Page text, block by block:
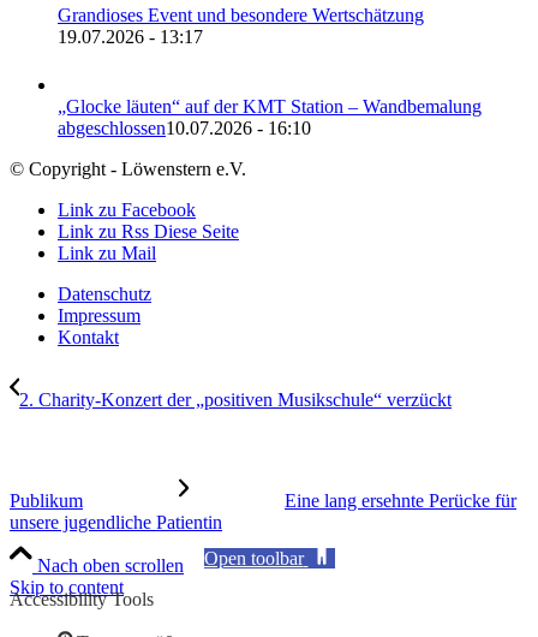
Grandioses Event und besondere Wertschätzung
19.07.2026 - 13:17
„Glocke läuten“ auf der KMT Station – Wandbemalung
abgeschlossen10.07.2026 - 16:10
© Copyright - Löwenstern e.V.
Link zu Facebook
Link zu Rss Diese Seite
Link zu Mail
Datenschutz
Impressum
Kontakt
2. Charity-Konzert der „positiven Musikschule“ verzückt
Publikum
Eine lang ersehnte Perücke für
unsere jugendliche Patientin
Nach oben scrollen
Skip to content
Open toolbar
Accessibility Tools